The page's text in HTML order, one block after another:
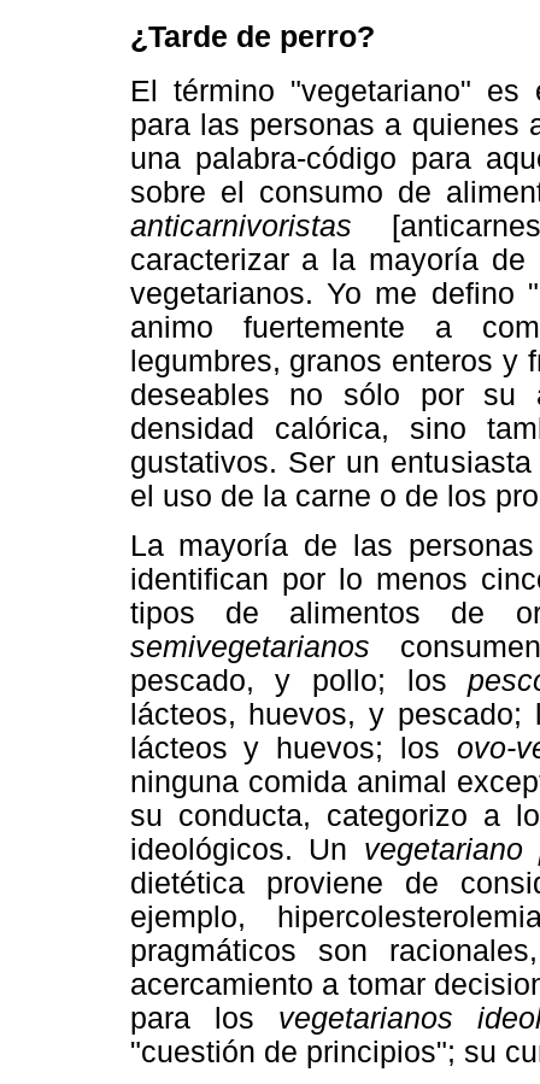
¿Tarde de perro?
El término "vegetariano"
para las personas a quienes
una palabra-código para
sobre el consumo de
anticarnivoristas
caracterizar a la mayoría
vegetarianos. Yo me defino
animo fuertemente a
legumbres, granos enteros y
deseables no sólo por su
densidad calórica, sino
gustativos. Ser un
el uso de la carne o de los
La mayoría de las
identifican por lo menos
tipos de alimentos de
semivegetarianos
pescado, y pollo; los
lácteos, huevos, y
lácteos y huevos; los ovo-
ninguna comida animal
su conducta, categorizo a
ideológicos. Un vegetariano
dietética proviene de
ejemplo,
pragmáticos son
acercamiento a tomar
para los vegetarianos
"cuestión de principios"; su